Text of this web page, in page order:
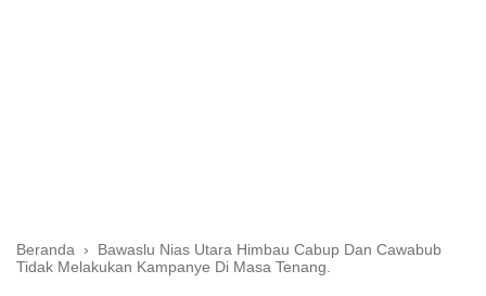
Beranda › Bawaslu Nias Utara Himbau Cabup Dan Cawabub
Tidak Melakukan Kampanye Di Masa Tenang.